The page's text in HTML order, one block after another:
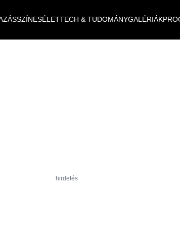
SZÍNESÉLETTECH & TUDOMÁNYGALÉRIÁK
hirdetés